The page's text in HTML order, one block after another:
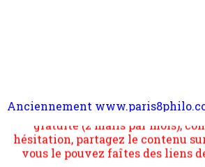
2006 lors du mouvement anti-CPE,
l'actualité et de l'expérimentation
s'occupe plus largement de rendre
transformation dans les
suivant la pensée du Dehors ou du
gratuite (2 mails par mois),
hésitation, partagez le contenu
vous le pouvez faîtes des liens